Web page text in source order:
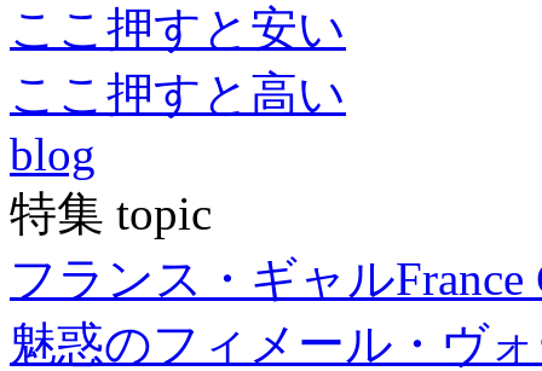
ここ押すと安い
ここ押すと高い
blog
特集 topic
フランス・ギャルFrance
魅惑のフィメール・ヴ